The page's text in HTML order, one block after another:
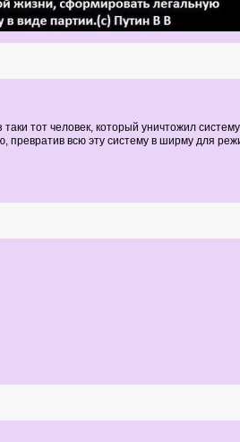
тот человек, который уничтожил систему
превратив всю эту систему в ширму для